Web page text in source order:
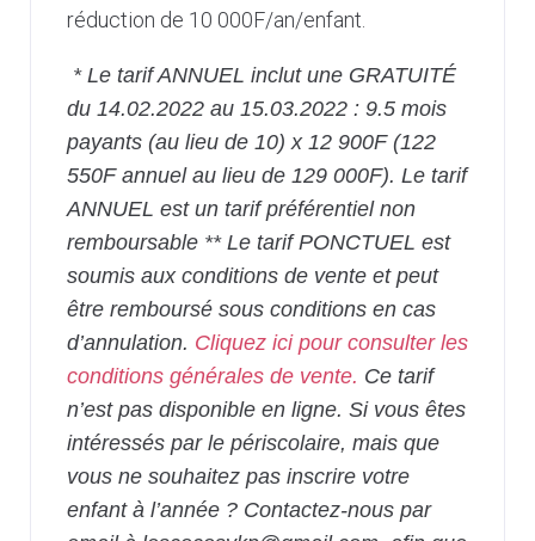
réduction de 10 000F/an/enfant.
* Le tarif ANNUEL inclut une GRATUITÉ
du 14.02.2022 au 15.03.2022 : 9.5 mois
payants (au lieu de 10) x 12 900F (122
550F annuel au lieu de 129 000F). Le tarif
ANNUEL est un tarif préférentiel non
remboursable ** Le tarif PONCTUEL est
soumis aux conditions de vente et peut
être remboursé sous conditions en cas
d’annulation. Cliquez ici pour consulter les
conditions générales de vente. Ce tarif
n’est pas disponible en ligne. Si vous êtes
intéressés par le périscolaire, mais que
vous ne souhaitez pas inscrire votre
enfant à l’année ? Contactez-nous par